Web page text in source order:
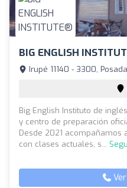
BIG ENGLISH
Irupé 11140 - 3300,
Big English Instituto de
y centro de preparación
Desde 2021 acompañamos
con clases actuales, s...